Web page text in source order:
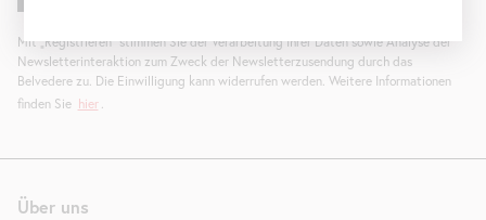
Über uns
Mit „Registrieren“ stimmen Sie der Verarbeitung Ihrer Daten sowie Analyse der
Newsletterinteraktion zum Zweck der Newsletterzusendung durch das
Belvedere zu. Die Einwilligung kann widerrufen werden. Weitere Informationen
finden Sie hier .